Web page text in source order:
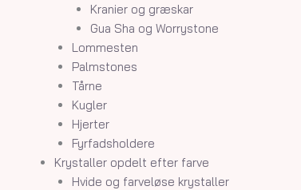
Kranier og græskar
Gua Sha og Worrystone
Lommesten
Palmstones
Tårne
Kugler
Hjerter
Fyrfadsholdere
Krystaller opdelt efter farve
Hvide og farveløse krystaller